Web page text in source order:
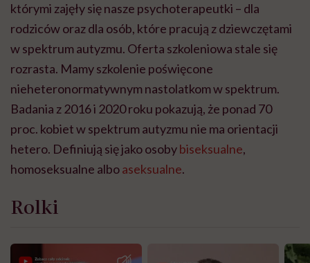
którymi zajęły się nasze psychoterapeutki – dla
rodziców oraz dla osób, które pracują z dziewczętami
w spektrum autyzmu. Oferta szkoleniowa stale się
rozrasta. Mamy szkolenie poświęcone
nieheteronormatywnymnastolatkom w spektrum.
Badania z 2016 i 2020 roku pokazują, że ponad 70
proc. kobiet w spektrum autyzmu nie ma orientacji
hetero. Definiują się jako osobybiseksualne,
homoseksualne alboaseksualne.
Rolki